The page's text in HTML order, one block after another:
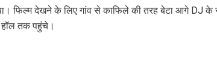
फिल्म देखने के लिए गांव से काफिले की तरह बेटा आगे DJ
हॉल तक पहुंचे।